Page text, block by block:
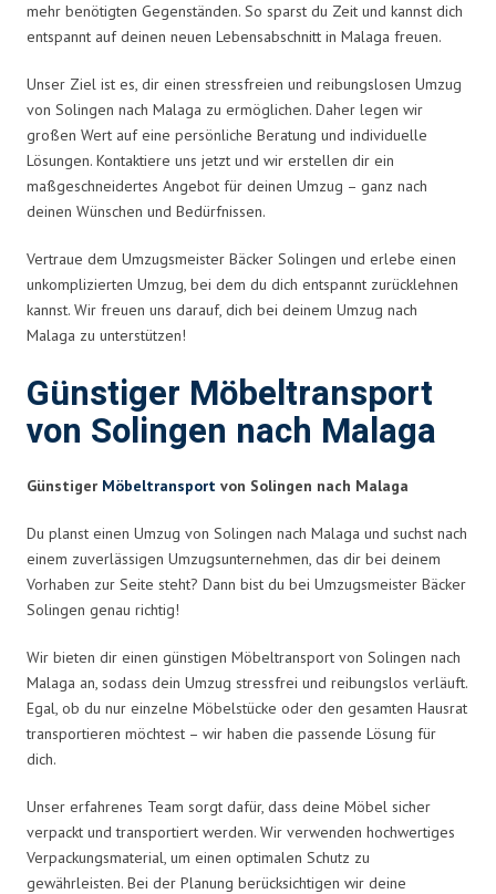
mehr benötigten Gegenständen. So sparst du Zeit und kannst dich
entspannt auf deinen neuen Lebensabschnitt in Malaga freuen.
Unser Ziel ist es, dir einen stressfreien und reibungslosen Umzug
von Solingen nach Malaga zu ermöglichen. Daher legen wir
großen Wert auf eine persönliche Beratung und individuelle
Lösungen. Kontaktiere uns jetzt und wir erstellen dir ein
maßgeschneidertes Angebot für deinen Umzug – ganz nach
deinen Wünschen und Bedürfnissen.
Vertraue dem Umzugsmeister Bäcker Solingen und erlebe einen
unkomplizierten Umzug, bei dem du dich entspannt zurücklehnen
kannst. Wir freuen uns darauf, dich bei deinem Umzug nach
Malaga zu unterstützen!
Günstiger Möbeltransport
von Solingen nach Malaga
Günstiger Möbeltransport von Solingen nach Malaga
Du planst einen Umzug von Solingen nach Malaga und suchst nach
einem zuverlässigen Umzugsunternehmen, das dir bei deinem
Vorhaben zur Seite steht? Dann bist du bei Umzugsmeister Bäcker
Solingen genau richtig!
Wir bieten dir einen günstigen Möbeltransport von Solingen nach
Malaga an, sodass dein Umzug stressfrei und reibungslos verläuft.
Egal, ob du nur einzelne Möbelstücke oder den gesamten Hausrat
transportieren möchtest – wir haben die passende Lösung für
dich.
Unser erfahrenes Team sorgt dafür, dass deine Möbel sicher
verpackt und transportiert werden. Wir verwenden hochwertiges
Verpackungsmaterial, um einen optimalen Schutz zu
gewährleisten. Bei der Planung berücksichtigen wir deine